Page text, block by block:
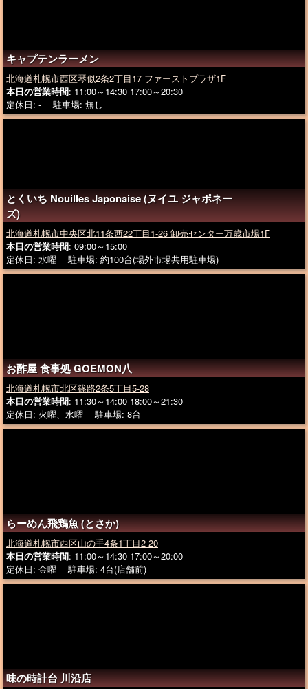
キャプテンラーメン
北海道札幌市西区琴似2条2丁目17 ファーストプラザ1F
本日の営業時間: 11:00～14:30 17:00～20:30
定休日: - 駐車場: 無し
とくいち Nouilles Japonaise (ヌイユ ジャポネー
ズ)
北海道札幌市中央区北11条西22丁目1-26 卸売センター万歳市場1F
本日の営業時間: 09:00～15:00
定休日: 水曜 駐車場: 約100台(場外市場共用駐車場)
お酢屋 食事処 GOEMON八
北海道札幌市北区篠路2条5丁目5-28
本日の営業時間: 11:30～14:00 18:00～21:30
定休日: 火曜、水曜 駐車場: 8台
らーめん飛鶏魚 (とさか)
北海道札幌市西区山の手4条1丁目2-20
本日の営業時間: 11:00～14:30 17:00～20:00
定休日: 金曜 駐車場: 4台(店舗前)
味の時計台 川沿店